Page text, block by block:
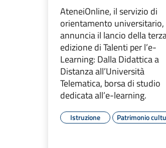
AteneiOnline, il servizio di
orientamento universitario,
annuncia il lancio della
edizione di Talenti per l’e-
Learning: Dalla Didattica a
Distanza all’Università
Telematica, borsa di studio
dedicata all’e-learning.
Istruzione Patrimonio